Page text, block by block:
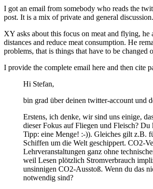
I got an email from somebody who reads the
post. It is a mix of private and general discussion.
XY asks about this focus on meat and flying,
distances and reduce meat consumption. He
problems, that is things that have to be
I provide the complete email here and then cite
Hi Stefan,
bin grad über deinen twitter-account und
Erstens, ich denke, wir sind uns einige,
dieser Fokus auf Fliegen und Fleisch?
Tipp: eine Menge! :-)). Gleiches gilt z.B.
Schiffen um die Welt geschippert. CO2-
Lehrveranstaltungen ganz ohne
weil Lesen plötzlich Stromverbrauch
unsinnigen CO2-Ausstoß. Wenn du das
notwendig sind?